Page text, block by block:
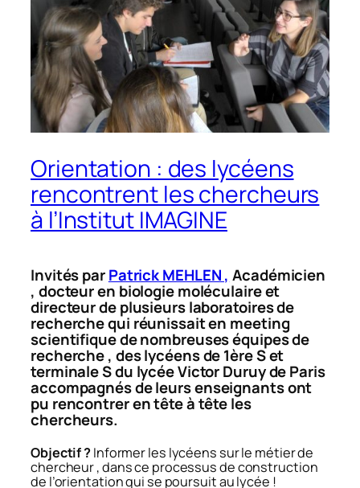
Orientation : des lycéens
rencontrent les chercheurs
à l’Institut IMAGINE
Invités parPatrick MEHLEN , Académicien
, docteur en biologie moléculaire et
directeur de plusieurs laboratoires de
recherche qui réunissait en meeting
scientifique de nombreuses équipes de
recherche , des lycéens de 1ère S et
terminale S du lycée Victor Duruy de Paris
accompagnés de leurs enseignants ont
pu rencontrer en tête à tête les
chercheurs.
Objectif ?Informer les lycéens sur le métier de
chercheur , dans ce processus de construction
de l’orientation qui se poursuit au lycée !